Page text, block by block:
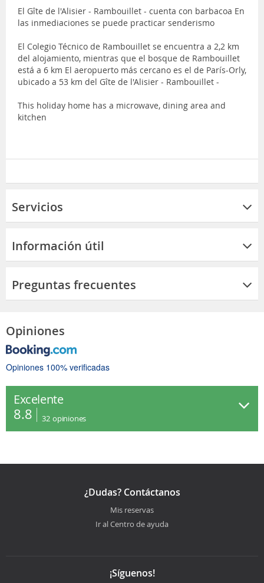
El Gîte de l'Alisier - Rambouillet - cuenta con barbacoa En
las inmediaciones se puede practicar senderismo
El Colegio Técnico de Rambouillet se encuentra a 2,2 km
del alojamiento, mientras que el bosque de Rambouillet
está a 6 km El aeropuerto más cercano es el de París-Orly,
ubicado a 53 km del Gîte de l'Alisier - Rambouillet -
This holiday home has a microwave, dining area and
kitchen
Servicios
Información útil
Preguntas frecuentes
Opiniones
Opiniones 100% verificadas
Excelente
8.8 32 opiniones
¿Dudas? Contáctanos
Mis reservas
Ir al Centro de ayuda
¡Síguenos!